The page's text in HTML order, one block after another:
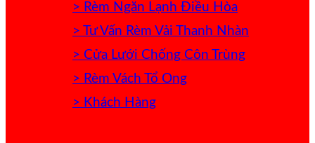
> Rèm Ngăn Lạnh Điều Hòa
> Tư Vấn Rèm Vải Thanh Nhàn
> Cửa Lưới Chống Côn Trùng
> Rèm Vách Tổ Ong
> Khách Hàng